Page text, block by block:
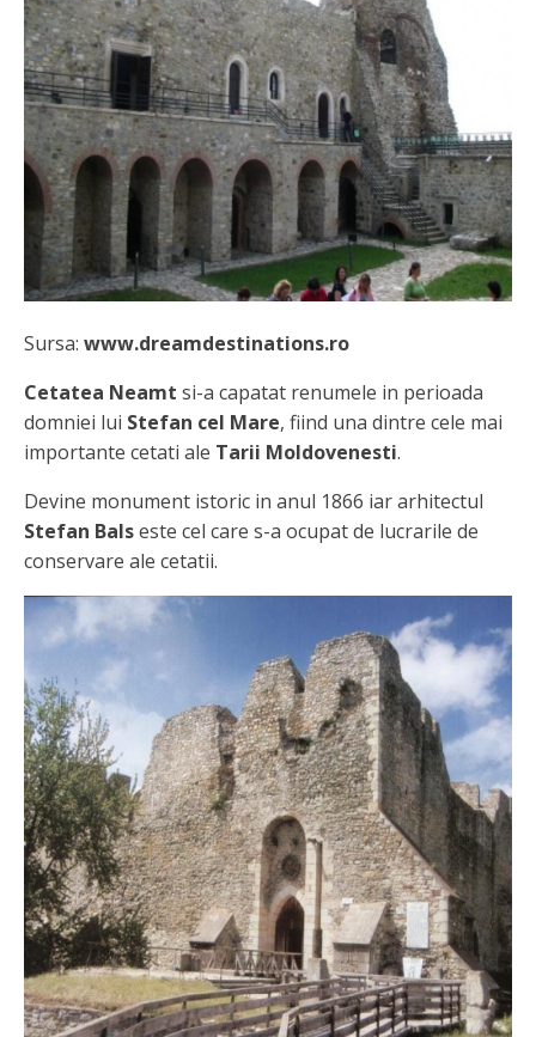
Sursa: www.dreamdestinations.ro
Cetatea Neamt si-a capatat renumele in perioada
domniei lui Stefan cel Mare, fiind una dintre cele mai
importante cetati ale Tarii Moldovenesti.
Devine monument istoric in anul 1866 iar arhitectul
Stefan Balseste cel care s-a ocupat de lucrarile de
conservare ale cetatii.